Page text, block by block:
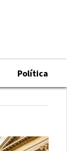
Política